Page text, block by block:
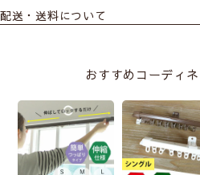
配送・送料について
おすすめコーディ